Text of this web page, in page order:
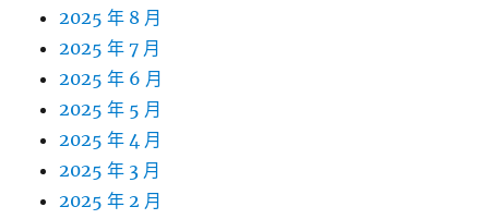
2025 年 8 月
2025 年 7 月
2025 年 6 月
2025 年 5 月
2025 年 4 月
2025 年 3 月
2025 年 2 月